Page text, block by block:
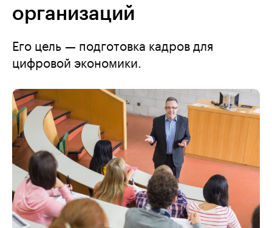
организаций
Его цель — подготовка кадров для
цифровой экономики.